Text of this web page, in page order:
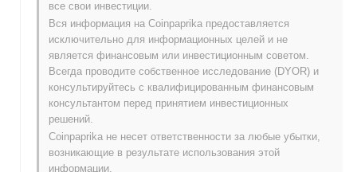
блокчейна, сосредоточенных на улучшении финансовой
доступности. SolidCash получил раннюю популярность после
того, как был первоначально представлен на нескольких
криптовалютных биржах, что помогло установить его
присутствие на рынке.
Что ожидает SolidCash в будущем?
SolidCash (SLDX) готовится к значительным достижениям по
мере продвижения по своему дорожному плану. Предстоящие
функции включают улучшенные скорости транзакций и
все свои инвестиции.
Вся информация на Coinpaprika предоставляется
исключительно для информационных целей и не
является финансовым или инвестиционным советом.
Всегда проводите собственное исследование (DYOR) и
консультируйтесь с квалифицированным финансовым
консультантом перед принятием инвестиционных
решений.
Coinpaprika не несет ответственности за любые убытки,
возникающие в результате использования этой
информации.